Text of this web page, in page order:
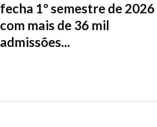
fecha 1º semestre de 2026
com mais de 36 mil
admissões...